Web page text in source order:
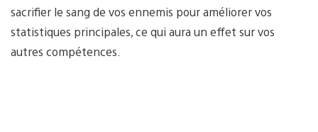
sacrifier le sang de vos ennemis pour améliorer vos
statistiques principales, ce qui aura un effet sur vos
autres compétences.